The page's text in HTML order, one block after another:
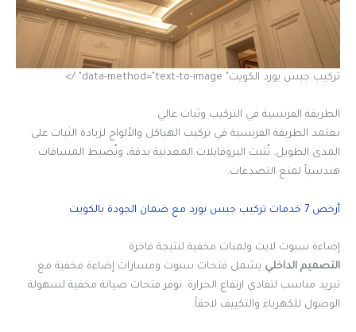
تركيب جبس بورد الكويت" data-method="text-to-image" />
الطريقة الفرنسية في التركيب وثبات عالي
نعتمد الطريقة الفرنسية في تركيب الهياكل والألواح لزيادة الثبات على
المدى الطويل. تُثبت البروفايلات المعدنية بدقة، وتُضبط المسافات
هندسياً لمنع التصدعات.
أرخص 7 خدمات تركيب جبس بورد مع ضمان الجودة بالكويت
إضاءة سبوت لايت ولمبات مخفية لنتيجة فاخرة
التصميم الداخلي يشمل فتحات سبوت ومسارات إضاءة مخفية مع
تبريد مناسب لتفادي ارتفاع الحرارة. نوفر فتحات صيانة مخفية لسهولة
الوصول للكهرباء والتكييف لاحقاً.